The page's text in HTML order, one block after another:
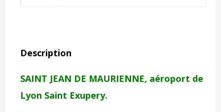
Description
SAINT JEAN DE MAURIENNE, aéroport de
Lyon Saint Exupery.